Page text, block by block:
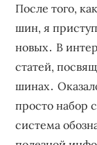
После того,
шин, я
новых․ В
статей,
шинах․
просто набор
система